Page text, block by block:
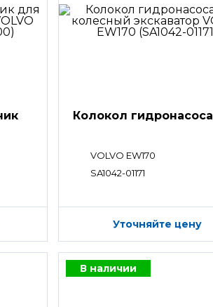
Колокол гидронасоса
VOLVO EW170
SA1042-01171
Уточняйте цену
В наличии